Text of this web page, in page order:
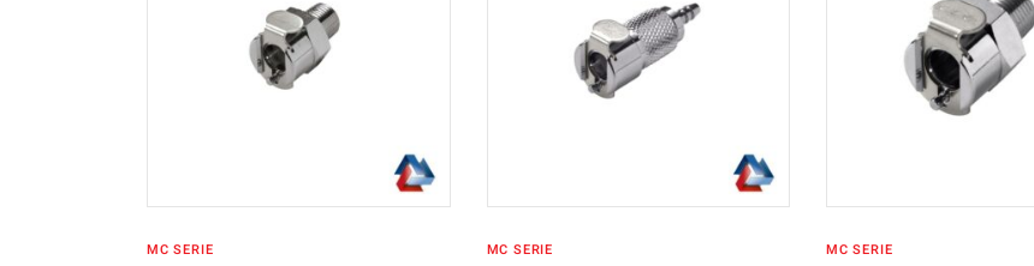
WEITERLESEN
MC SERIE
IN DEN
WARENKORB
MC SERIE
IN DEN
WARENKORB
MC SERIE